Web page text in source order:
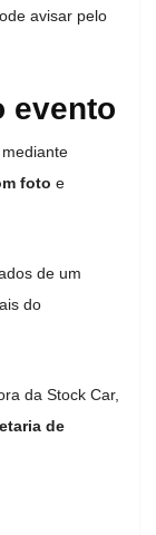
avisar pelo
evento
foto e
de um
do
da Stock Car,
de